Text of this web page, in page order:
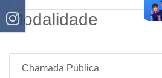
Modalidade
Chamada Pública